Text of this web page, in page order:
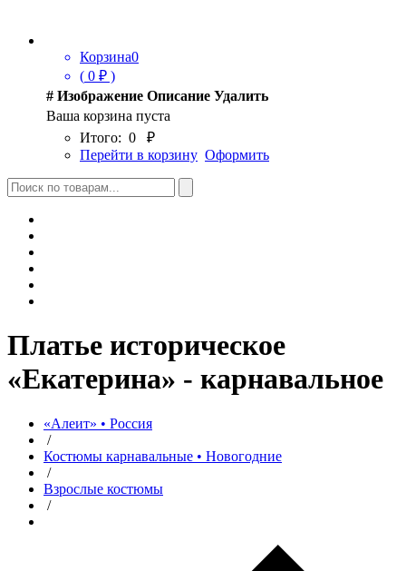
Корзина0
( 0 ₽ )
# Изображение Описание Удалить
Ваша корзина пуста
Итого: 0
₽
Перейти в корзину Оформить
Платье историческое
«Екатерина» - карнавальное
«Алеит» • Россия
/
Костюмы карнавальные • Новогодние
/
Взрослые костюмы
/